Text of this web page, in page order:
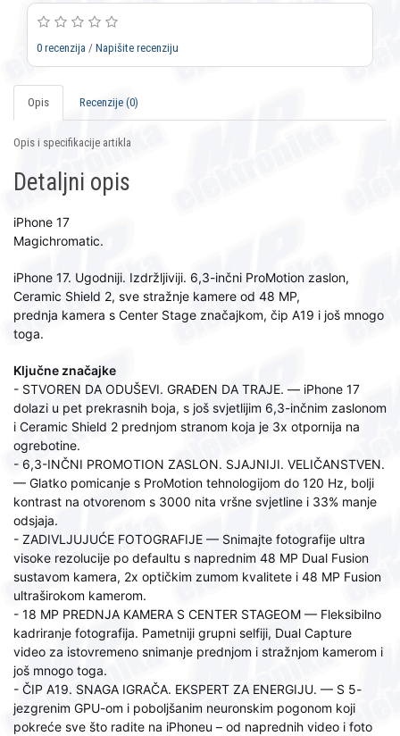
0 recenzija / Napišite recenziju
Opis Recenzije (0)
Opis i specifikacije artikla
Detaljni opis
iPhone 17
Magichromatic.
iPhone 17. Ugodniji. Izdržljiviji. 6,3-inčni ProMotion zaslon,
Ceramic Shield 2, sve stražnje kamere od 48 MP,
prednja kamera s Center Stage značajkom, čip A19 i još mnogo
toga.
Ključne značajke
- STVOREN DA ODUŠEVI. GRAĐEN DA TRAJE. — iPhone 17
dolazi u pet prekrasnih boja, s još svjetlijim 6,3-inčnim zaslonom
i Ceramic Shield 2 prednjom stranom koja je 3x otpornija na
ogrebotine.
- 6,3-INČNI PROMOTION ZASLON. SJAJNIJI. VELIČANSTVEN.
— Glatko pomicanje s ProMotion tehnologijom do 120 Hz, bolji
kontrast na otvorenom s 3000 nita vršne svjetline i 33% manje
odsjaja.
- ZADIVLJUJUĆE FOTOGRAFIJE — Snimajte fotografije ultra
visoke rezolucije po defaultu s naprednim 48 MP Dual Fusion
sustavom kamera, 2x optičkim zumom kvalitete i 48 MP Fusion
ultraširokom kamerom.
- 18 MP PREDNJA KAMERA S CENTER STAGEOM — Fleksibilno
kadriranje fotografija. Pametniji grupni selfiji, Dual Capture
video za istovremeno snimanje prednjom i stražnjom kamerom i
još mnogo toga.
- ČIP A19. SNAGA IGRAČA. EKSPERT ZA ENERGIJU. — S 5-
jezgrenim GPU-om i poboljšanim neuronskim pogonom koji
pokreće sve što radite na iPhoneu – od naprednih video i foto